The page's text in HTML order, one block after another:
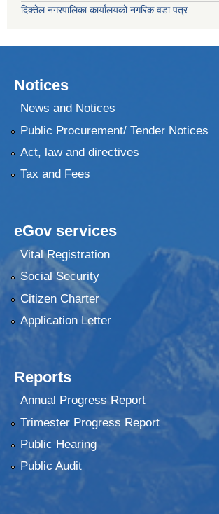
दिक्तेल नगरपालिका कार्यालयको नगरिक वडा पत्र
Notices
News and Notices
Public Procurement/ Tender Notices
Act, law and directives
Tax and Fees
eGov services
Vital Registration
Social Security
Citizen Charter
Application Letter
Reports
Annual Progress Report
Trimester Progress Report
Public Hearing
Public Audit